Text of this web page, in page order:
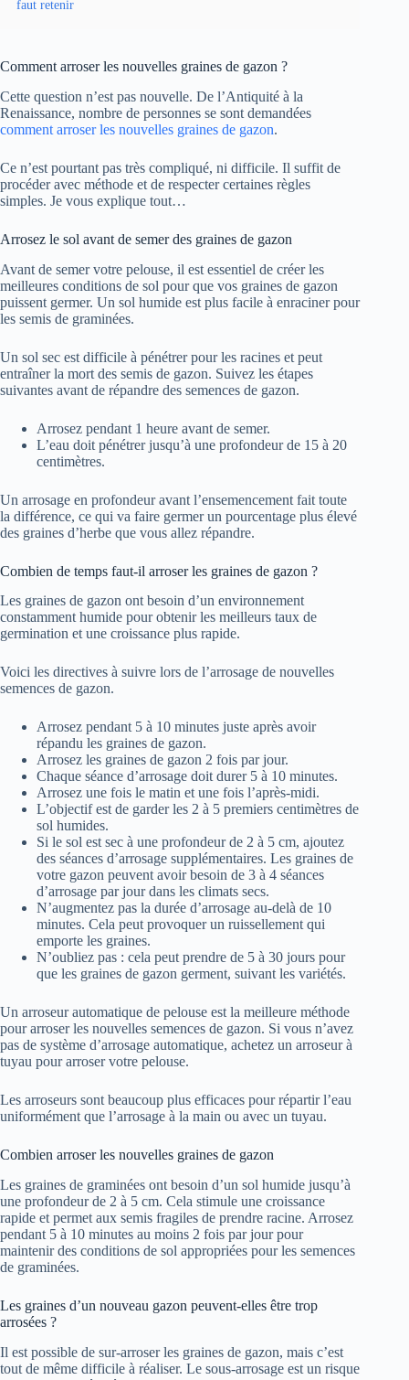
faut retenir
Comment arroser les nouvelles graines de gazon ?
Cette question n’est pas nouvelle. De l’Antiquité à la
Renaissance, nombre de personnes se sont demandées
comment arroser les nouvelles graines de gazon.
Ce n’est pourtant pas très compliqué, ni difficile. Il suffit de
procéder avec méthode et de respecter certaines règles
simples. Je vous explique tout…
Arrosez le sol avant de semer des graines de gazon
Avant de semer votre pelouse, il est essentiel de créer les
meilleures conditions de sol pour que vos graines de gazon
puissent germer. Un sol humide est plus facile à enraciner pour
les semis de graminées.
Un sol sec est difficile à pénétrer pour les racines et peut
entraîner la mort des semis de gazon. Suivez les étapes
suivantes avant de répandre des semences de gazon.
Arrosez pendant 1 heure avant de semer.
L’eau doit pénétrer jusqu’à une profondeur de 15 à 20
centimètres.
Un arrosage en profondeur avant l’ensemencement fait toute
la différence, ce qui va faire germer un pourcentage plus élevé
des graines d’herbe que vous allez répandre.
Combien de temps faut-il arroser les graines de gazon ?
Les graines de gazon ont besoin d’un environnement
constamment humide pour obtenir les meilleurs taux de
germination et une croissance plus rapide.
Voici les directives à suivre lors de l’arrosage de nouvelles
semences de gazon.
Arrosez pendant 5 à 10 minutes juste après avoir
répandu les graines de gazon.
Arrosez les graines de gazon 2 fois par jour.
Chaque séance d’arrosage doit durer 5 à 10 minutes.
Arrosez une fois le matin et une fois l’après-midi.
L’objectif est de garder les 2 à 5 premiers centimètres de
sol humides.
Si le sol est sec à une profondeur de 2 à 5 cm, ajoutez
des séances d’arrosage supplémentaires. Les graines de
votre gazon peuvent avoir besoin de 3 à 4 séances
d’arrosage par jour dans les climats secs.
N’augmentez pas la durée d’arrosage au-delà de 10
minutes. Cela peut provoquer un ruissellement qui
emporte les graines.
N’oubliez pas : cela peut prendre de 5 à 30 jours pour
que les graines de gazon germent, suivant les variétés.
Un arroseur automatique de pelouse est la meilleure méthode
pour arroser les nouvelles semences de gazon. Si vous n’avez
pas de système d’arrosage automatique, achetez un arroseur à
tuyau pour arroser votre pelouse.
Les arroseurs sont beaucoup plus efficaces pour répartir l’eau
uniformément que l’arrosage à la main ou avec un tuyau.
Combien arroser les nouvelles graines de gazon
Les graines de graminées ont besoin d’un sol humide jusqu’à
une profondeur de 2 à 5 cm. Cela stimule une croissance
rapide et permet aux semis fragiles de prendre racine. Arrosez
pendant 5 à 10 minutes au moins 2 fois par jour pour
maintenir des conditions de sol appropriées pour les semences
de graminées.
Les graines d’un nouveau gazon peuvent-elles être trop
arrosées ?
Il est possible de sur-arroser les graines de gazon, mais c’est
tout de même difficile à réaliser. Le sous-arrosage est un risque